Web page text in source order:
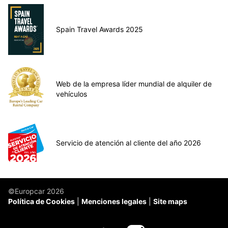
Spain Travel Awards 2025
Web de la empresa líder mundial de alquiler de
vehículos
Servicio de atención al cliente del año 2026
©Europcar 2026
Política de Cookies
Menciones legales Site maps